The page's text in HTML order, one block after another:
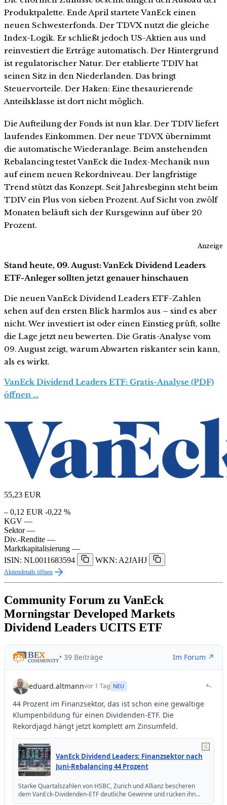
Produktpalette. Ende April startete VanEck einen
neuen Schwesterfonds. Der TDVX nutzt die gleiche
Index-Logik. Er schließt jedoch US-Aktien aus und
reinvestiert die Erträge automatisch. Der Hintergrund
ist regulatorischer Natur. Der etablierte TDIV hat
seinen Sitz in den Niederlanden. Das bringt
Steuervorteile. Der Haken: Eine thesaurierende
Anteilsklasse ist dort nicht möglich.
Die Aufteilung der Fonds ist nun klar. Der TDIV liefert
laufendes Einkommen. Der neue TDVX übernimmt
die automatische Wiederanlage. Beim anstehenden
Rebalancing testet VanEck die Index-Mechanik nun
auf einem neuen Rekordniveau. Der langfristige
Trend stützt das Konzept. Seit Jahresbeginn steht beim
TDIV ein Plus von sieben Prozent. Auf Sicht von zwölf
Monaten beläuft sich der Kursgewinn auf über 20
Prozent.
Anzeige
Stand heute, 09. August: VanEck Dividend Leaders
ETF-Anleger sollten jetzt genauer hinschauen
Die neuen VanEck Dividend Leaders ETF-Zahlen
sehen auf den ersten Blick harmlos aus – sind es aber
nicht. Wer investiert ist oder einen Einstieg prüft, sollte
die Lage jetzt neu bewerten. Die Gratis-Analyse vom
09. August zeigt, warum Abwarten riskanter sein kann,
als es wirkt.
VanEck Dividend Leaders ETF: Gratis-Analyse (PDF)
öffnen …
55,23 EUR
– 0,12 EUR -0,22 %
KGV —
Sektor —
Div.-Rendite —
Marktkapitalisierung —
ISIN: NL0011683594
WKN: A2JAHJ
Aktiendetails öffnen
Community Forum zu VanEck
Morningstar Developed Markets
Dividend Leaders UCITS ETF